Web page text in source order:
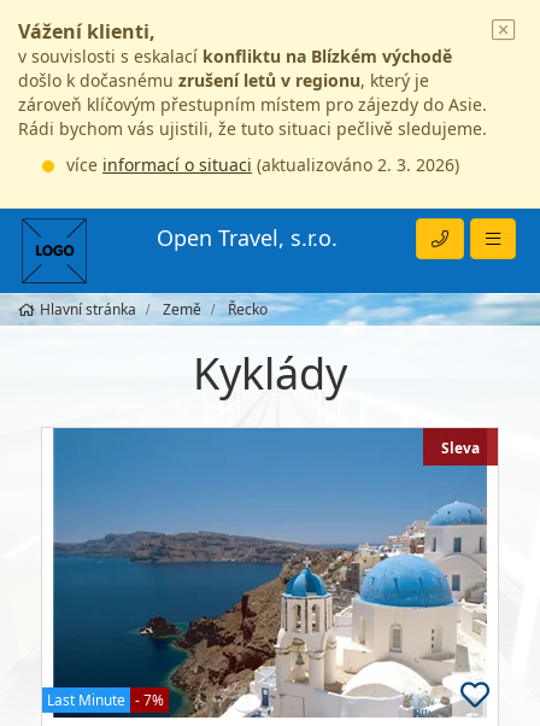
Vážení klienti,
v souvislosti s eskalací konfliktu na Blízkém východě
došlo k dočasnému zrušení letů v regionu, který je
zároveň klíčovým přestupním místem pro zájezdy do Asie.
Rádi bychom vás ujistili, že tuto situaci pečlivě sledujeme.
více informací o situaci (aktualizováno 2. 3. 2026)
Open Travel, s.r.o.
Hlavní stránka Země Řecko
Kyklády
Sleva
Last Minute - 7%